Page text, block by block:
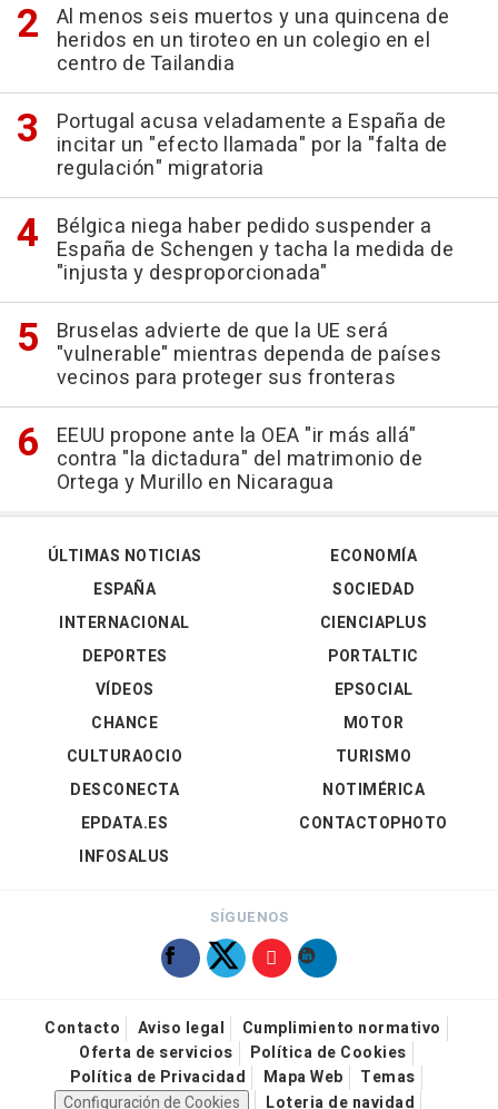
Al menos seis muertos y una quincena de
heridos en un tiroteo en un colegio en el
centro de Tailandia
Portugal acusa veladamente a España de
incitar un "efecto llamada" por la "falta de
regulación" migratoria
Bélgica niega haber pedido suspender a
España de Schengen y tacha la medida de
"injusta y desproporcionada"
Bruselas advierte de que la UE será
"vulnerable" mientras dependa de países
vecinos para proteger sus fronteras
EEUU propone ante la OEA "ir más allá"
contra "la dictadura" del matrimonio de
Ortega y Murillo en Nicaragua
ÚLTIMAS NOTICIAS
ESPAÑA
INTERNACIONAL
DEPORTES
VÍDEOS
ECONOMÍA
SOCIEDAD
CIENCIAPLUS
PORTALTIC
EPSOCIAL
CHANCE
CULTURAOCIO
DESCONECTA
EPDATA.ES
INFOSALUS
MOTOR
TURISMO
NOTIMÉRICA
CONTACTOPHOTO
SÍGUENOS
Contacto Aviso legal
Cumplimiento normativo
Oferta de servicios
Política de Cookies
Política de Privacidad
Mapa Web
Temas
Configuración de Cookies
Loteria de navidad